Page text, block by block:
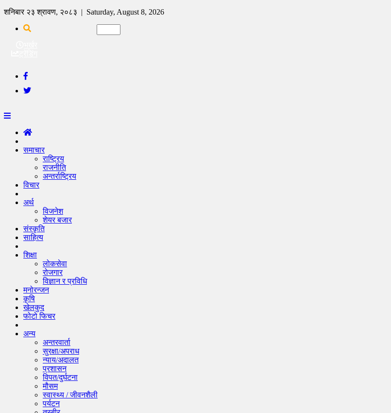
शनिबार २३ श्रावण, २०८३ | Saturday, August 8, 2026
समाचार
राष्ट्रिय
राजनीति
अन्तर्राष्ट्रिय
विचार
अर्थ
विजनेश
शेयर बजार
संस्कृति
साहित्य
शिक्षा
लोकसेवा
रोजगार
विज्ञान र प्रविधि
मनोरन्जन
कृषि
खेलकुद
फोटो फिचर
अन्य
अन्तरवार्ता
सुरक्षा/अपराध
न्याय/अदालत
प्रशासन
विपत/दुर्घटना
मौसम
स्वास्थ्य / जीवनशैली
पर्यटन